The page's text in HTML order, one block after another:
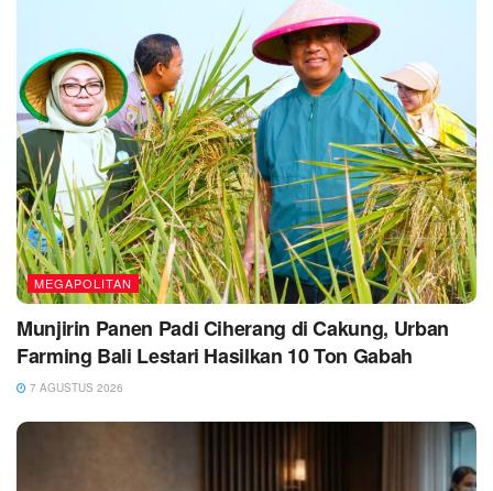
MEGAPOLITAN
Munjirin Panen Padi Ciherang di Cakung, Urban
Farming Bali Lestari Hasilkan 10 Ton Gabah
7 AGUSTUS 2026